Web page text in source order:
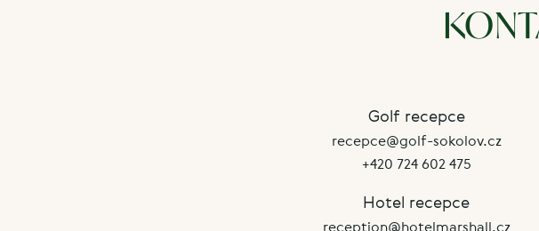
Golf recepce
recepce@golf-sokolov.cz
+420 724 602 475
Hotel recepce
reception@hotelmarshall.cz